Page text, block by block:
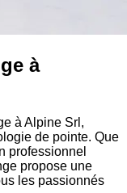
à
à Alpine Srl,
de pointe. Que
professionnel
propose une
les passionnés